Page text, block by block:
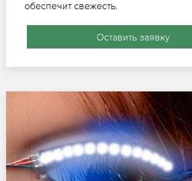
обеспечит свежесть.
Оставить заявку